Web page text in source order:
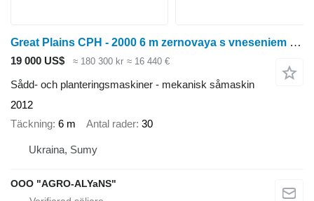
Great Plains CPH - 2000 6 m zernovaya s vneseniem suhih mineralnyh udobreniy
19 000 US$ ≈ 180 300 kr ≈ 16 440 €
Sådd- och planteringsmaskiner - mekanisk såmaskin
2012
Täckning 6 m Antal rader 30
Ukraina, Sumy
OOO "AGRO-ALYaNS"